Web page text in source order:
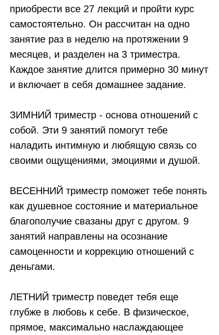
приобрести все 27 лекций и пройти курс
самостоятельно. Он рассчитан на одно
занятие раз в неделю на протяжении 9
месяцев, и разделен на 3 триместра.
Каждое занятие длится примерно 30 минут
и включает в себя домашнее задание.
ЗИМНИЙ триместр - основа отношений с
собой. Эти 9 занятий помогут тебе
наладить интимную и любящую связь со
своими ощущениями, эмоциями и душой.
ВЕСЕННИЙ триместр поможет тебе понять
как душевное состояние и материальное
благополучие свазаны друг с другом. 9
занятий направлены на осознание
самоценности и коррекцию отношений с
деньгами.
ЛЕТНИЙ триместр поведет тебя еще
глубже в любовь к себе. В физическое,
прямое, максимально наслаждающее